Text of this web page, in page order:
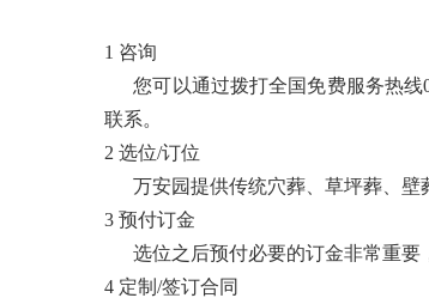
1 咨询
您可以通过拨打全国免费服务热线
联系。
2 选位/订位
万安园提供传统穴葬、草坪葬、壁
3 预付订金
选位之后预付必要的订金非常重要
4 定制/签订合同